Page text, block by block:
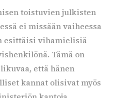
toistuvien julkisten
ei missään vaiheessa
esittäisi vihamielisiä
Tämä on
että hänen
kannat olisivat myös